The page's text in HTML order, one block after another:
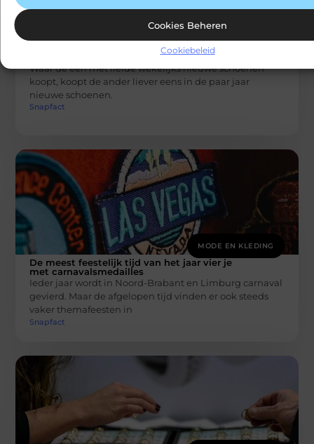
Cookies Beheren
Cookiebeleid
MODE EN KLEDING
Hier herken je een goede sneaker aan
Waar de één met liefde wekelijks nieuwe schoenen
koopt, koopt de ander liever eens in de paar jaar
nieuwe schoenen.
Snapfact
MODE EN KLEDING
De meest feestelijk tijd van het jaar vier je
met carnavalsmedailles
Ieder jaar wordt in Noord-Brabant en Limburg carnaval
gevierd. Maar de afgelopen tijd vinden er ook steeds
vaker themafeesten in
Snapfact